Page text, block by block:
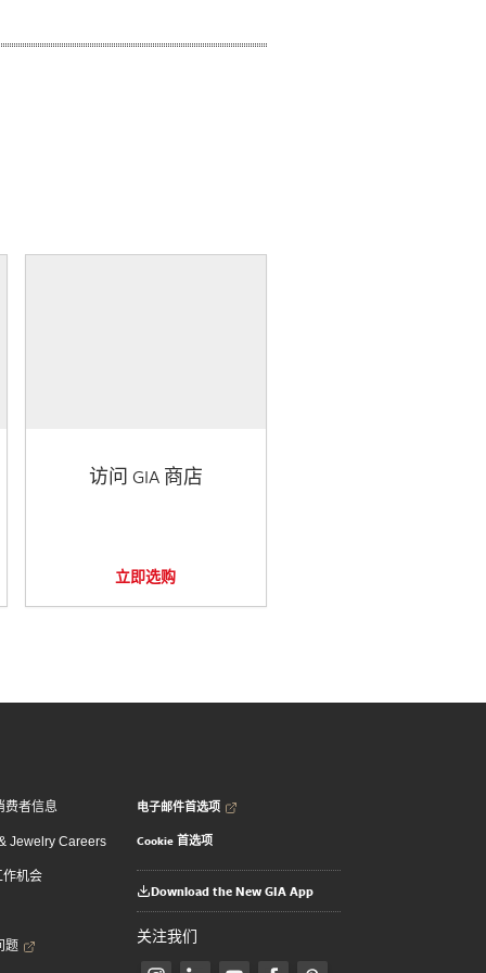
访问 GIA 商店
立即选购
费者信息
Jewelry Careers
作机会
题
电子邮件首选项
Cookie 首选项
Download the New GIA App
关注我们